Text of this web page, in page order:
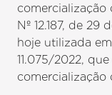
Nº 12.187, de
hoje utilizada
11.075/2022,